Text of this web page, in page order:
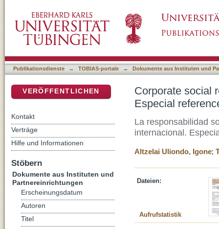
cooperative groups
Publikationsdienste → TOBIAS-portale → Dokumente aus Instituten und
Corporate social
Especial
La responsabilidad
internacional.
Altzelai Uliondo, Igone;
Dateien:
Aufrufstatistik
VERÖFFENTLICHEN
Kontakt
Verträge
Hilfe und Informationen
Stöbern
Dokumente aus Instituten und
Partnereinrichtungen
Erscheinungsdatum
Autoren
Titel